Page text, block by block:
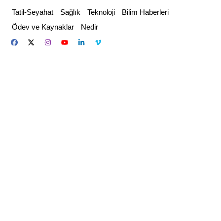
content
Tatil-Seyahat Sağlık Teknoloji
Bilim Haberleri
Ödev ve Kaynaklar
Nedir